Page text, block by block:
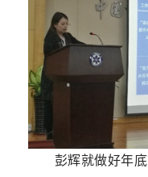
彭辉就做好年底